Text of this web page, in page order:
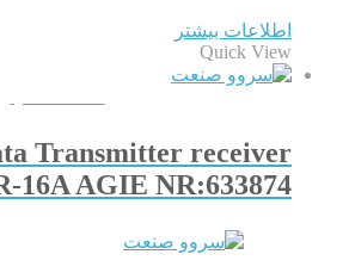
اطلاعات بیشتر
Quick View
Transmitter receiver
16A AGIE NR:633874